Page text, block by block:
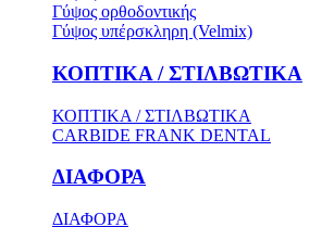
Γύψος ορθοδοντικής
Γύψος υπέρσκληρη (Velmix)
ΚΟΠΤΙΚΑ / ΣΤΙΛΒΩΤΙΚΑ
ΚΟΠΤΙΚΑ / ΣΤΙΛΒΩΤΙΚΑ
CARBIDE FRANK DENTAL
ΔΙΑΦΟΡΑ
ΔΙΑΦΟΡΑ